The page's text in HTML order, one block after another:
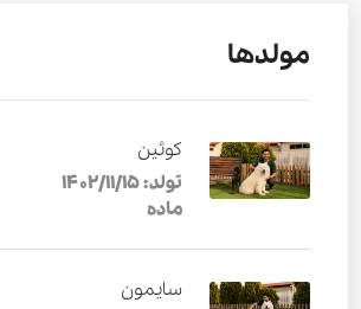
مولدها
کوئین
تولد: 1402/11/15
ماده
سایمون